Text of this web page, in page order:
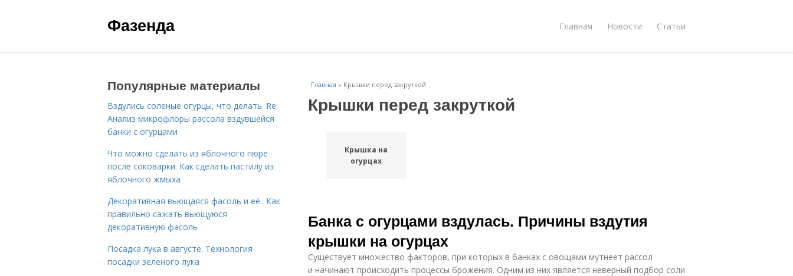
Фазенда Главная Новости Статьи
Главная » Крышки перед закруткой
Крышки перед закруткой
Крышка на
огурцах
Банка с огурцами вздулась. Причины вздутия
крышки на огурцах
Существует множество факторов, при которых в банках с овощами мутнеет рассол
и начинают происходить процессы брожения. Одним из них является неверный подбор соли
Популярные материалы
Вздулись соленые огурцы, что делать. Re:
Анализ микрофлоры рассола вздувшейся
банки с огурцами
Что можно сделать из яблочного пюре
после соковарки. Как сделать пастилу из
яблочного жмыха
Декоративная вьющаяся фасоль и её.. Как
правильно сажать вьющуюся
декоративную фасоль
Посадка лука в августе. Технология
посадки зеленого лука